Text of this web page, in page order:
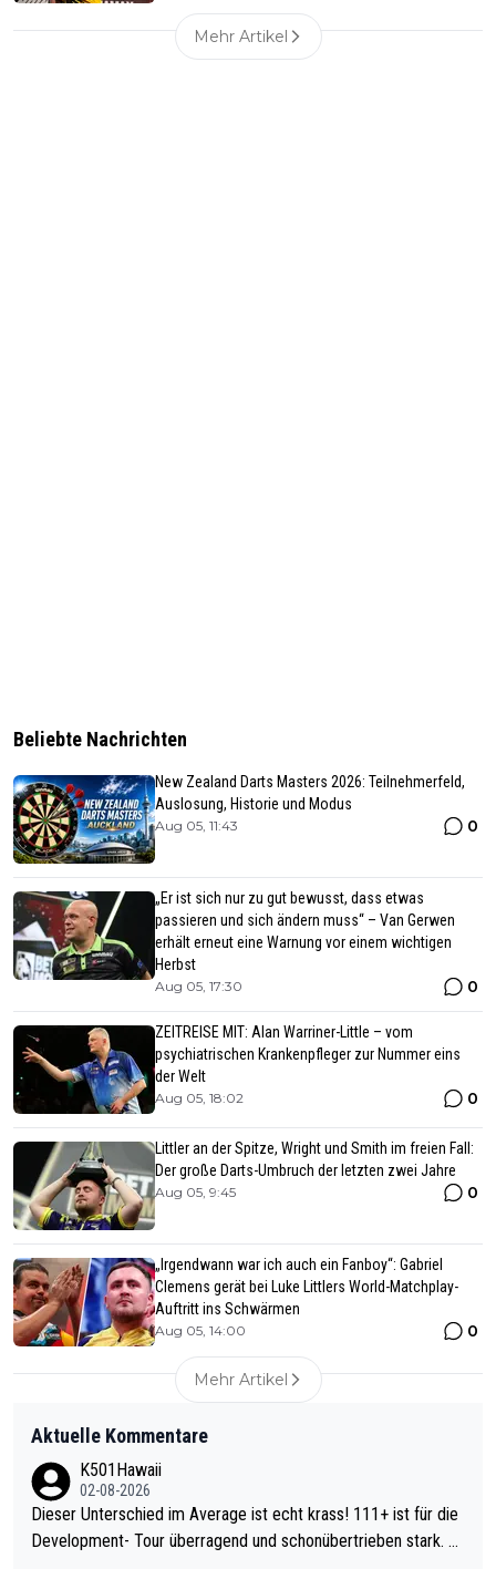
Mehr Artikel
Beliebte Nachrichten
New Zealand Darts Masters 2026: Teilnehmerfeld,
Auslosung, Historie und Modus
Aug 05, 11:43 0
„Er ist sich nur zu gut bewusst, dass etwas
passieren und sich ändern muss“ – Van Gerwen
erhält erneut eine Warnung vor einem wichtigen
Herbst
Aug 05, 17:30 0
ZEITREISE MIT: Alan Warriner-Little – vom
psychiatrischen Krankenpfleger zur Nummer eins
der Welt
Aug 05, 18:02 0
Littler an der Spitze, Wright und Smith im freien Fall:
Der große Darts-Umbruch der letzten zwei Jahre
Aug 05, 9:45 0
„Irgendwann war ich auch ein Fanboy“: Gabriel
Clemens gerät bei Luke Littlers World-Matchplay-
Auftritt ins Schwärmen
Aug 05, 14:00 0
Mehr Artikel
Aktuelle Kommentare
K501Hawaii
02-08-2026
Dieser Unterschied im Average ist echt krass! 111+ ist für die
Development- Tour überragend und schonübertrieben stark. U